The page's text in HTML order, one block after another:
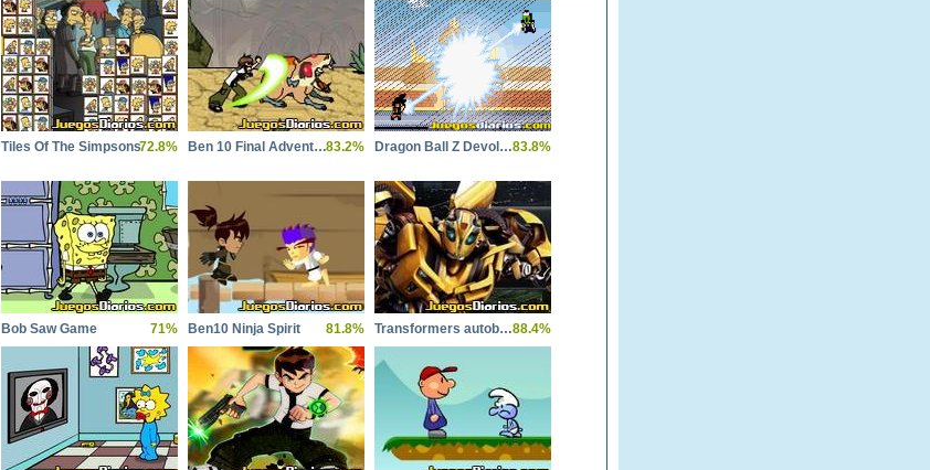
Tiles Of The Simpsons72.8% Ben 10 Final Adventure83.2% Dragon Ball Z Devolution83.8%
Bob Saw Game 71% Ben10 Ninja Spirit 81.8% Transformers autobot Stronghold88.4%